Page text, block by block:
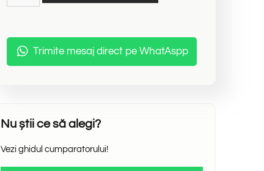
Trimite mesaj direct pe WhatAspp
Nu știi ce să alegi?
Vezi ghidul cumparatorului!